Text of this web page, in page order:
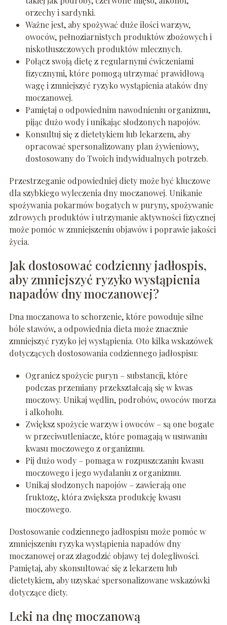
orzechy i sardynki.
Ważne jest, aby spożywać duże ilości warzyw,
owoców, pełnoziarnistych produktów zbożowych i
niskotłuszczowych produktów mlecznych.
Połącz swoją dietę z regularnymi ćwiczeniami
fizycznymi, które pomogą utrzymać prawidłową
wagę i zmniejszyć ryzyko wystąpienia ataków dny
moczanowej.
Pamiętaj o odpowiednim nawodnieniu organizmu,
pijąc dużo wody i unikając słodzonych napojów.
Konsultuj się z dietetykiem lub lekarzem, aby
opracować spersonalizowany plan żywieniowy,
dostosowany do Twoich indywidualnych potrzeb.
Przestrzeganie odpowiedniej diety może być kluczowe
dla szybkiego wyleczenia dny moczanowej. Unikanie
spożywania pokarmów bogatych w puryny, spożywanie
zdrowych produktów i utrzymanie aktywności fizycznej
może pomóc w zmniejszeniu objawów i poprawie jakości
życia.
Jak dostosować codzienny jadłospis,
aby zmniejszyć ryzyko wystąpienia
napadów dny moczanowej?
Dna moczanowa to schorzenie, które powoduje silne
bóle stawów, a odpowiednia dieta może znacznie
zmniejszyć ryzyko jej wystąpienia. Oto kilka wskazówek
dotyczących dostosowania codziennego jadłospisu:
Ogranicz spożycie puryn – substancji, które
podczas przemiany przekształcają się w kwas
moczowy. Unikaj wędlin, podrobów, owoców morza
i alkoholu.
Zwiększ spożycie warzyw i owoców – są one bogate
w przeciwutleniacze, które pomagają w usuwaniu
kwasu moczowego z organizmu.
Pij dużo wody – pomaga w rozpuszczaniu kwasu
moczowego i jego wydalaniu z organizmu.
Unikaj słodzonych napojów – zawierają one
fruktozę, która zwiększa produkcję kwasu
moczowego.
Dostosowanie codziennego jadłospisu może pomóc w
zmniejszeniu ryzyka wystąpienia napadów dny
moczanowej oraz złagodzić objawy tej dolegliwości.
Pamiętaj, aby skonsultować się z lekarzem lub
dietetykiem, aby uzyskać spersonalizowane wskazówki
dotyczące diety.
Leki na dnę moczanową